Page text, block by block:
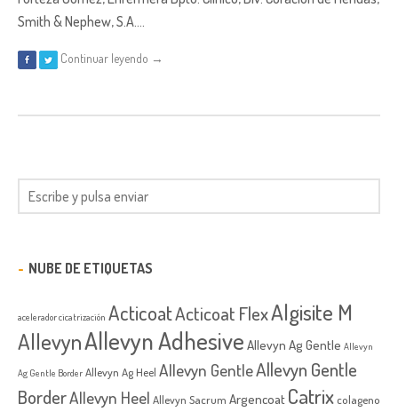
Smith & Nephew, S.A….
Continuar leyendo →
NUBE DE ETIQUETAS
acelerador cicatrización ActicoatActicoat FlexAlgisite M
AllevynAllevyn Adhesive Allevyn Ag Gentle Allevyn
Ag Gentle Border Allevyn Ag Heel Allevyn GentleAllevyn Gentle
BorderAllevyn Heel Allevyn Sacrum Argencoat Catrix colageno